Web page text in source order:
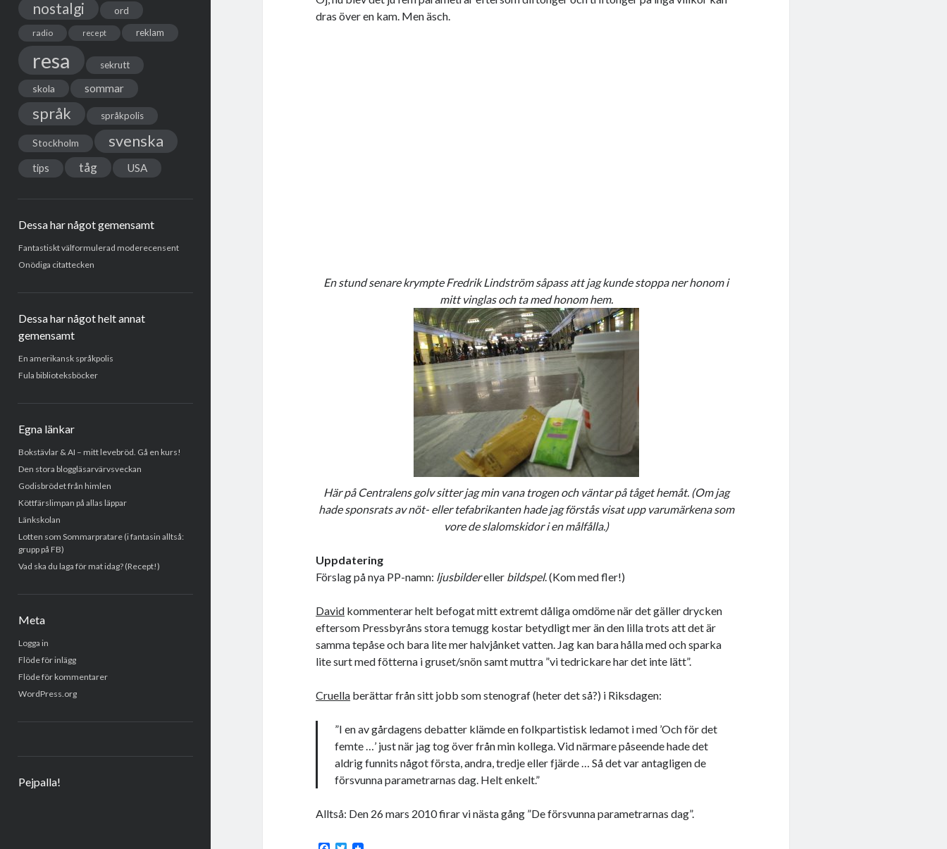
nostalgi ord
radio recept reklam
resa sekrutt
skola sommar
språk språkpolis
Stockholm svenska
tips tåg USA
Dessa har något gemensamt
Fantastiskt välformulerad moderecensent
Onödiga citattecken
Dessa har något helt annat
gemensamt
En amerikansk språkpolis
Fula biblioteksböcker
Egna länkar
Bokstävlar & AI – mitt levebröd. Gå en kurs!
Den stora bloggläsarvärvsveckan
Godisbrödet från himlen
Köttfärslimpan på allas läppar
Länkskolan
Lotten som Sommarpratare (i fantasin alltså:
grupp på FB)
Vad ska du laga för mat idag? (Recept!)
Meta
Logga in
Flöde för inlägg
Flöde för kommentarer
WordPress.org
Pejpalla!
dras över en kam. Men äsch.
En stund senare krympte Fredrik Lindström såpass att jag kunde stoppa ner honom i
mitt vinglas och ta med honom hem.
Här på Centralens golv sitter jag min vana trogen och väntar på tåget hemåt. (Om jag
hade sponsrats av nöt- eller tefabrikanten hade jag förstås visat upp varumärkena som
vore de slalomskidor i en målfålla.)
Uppdatering
Förslag på nya PP-namn: ljusbildereller bildspel. (Kom med fler!)
David kommenterar helt befogat mitt extremt dåliga omdöme när det gäller drycken
eftersom Pressbyråns stora temugg kostar betydligt mer än den lilla trots att det är
samma tepåse och bara lite mer halvjånket vatten. Jag kan bara hålla med och sparka
lite surt med fötterna i gruset/snön samt muttra ”vi tedrickare har det inte lätt”.
Cruella berättar från sitt jobb som stenograf (heter det så?) i Riksdagen:
”I en av gårdagens debatter klämde en folkpartistisk ledamot i med ’Och för det
femte …’ just när jag tog över från min kollega. Vid närmare påseende hade det
aldrig funnits något första, andra, tredje eller fjärde … Så det var antagligen de
försvunna parametrarnas dag. Helt enkelt.”
Alltså: Den 26 mars 2010 firar vi nästa gång ”De försvunna parametrarnas dag”.